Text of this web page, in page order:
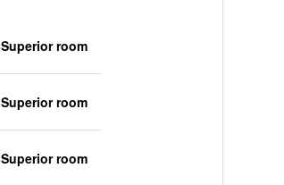
Superior room، نوع السرير غير معروف
Superior room، نوع السرير غير معروف
Superior room، نوع السرير غير معروف